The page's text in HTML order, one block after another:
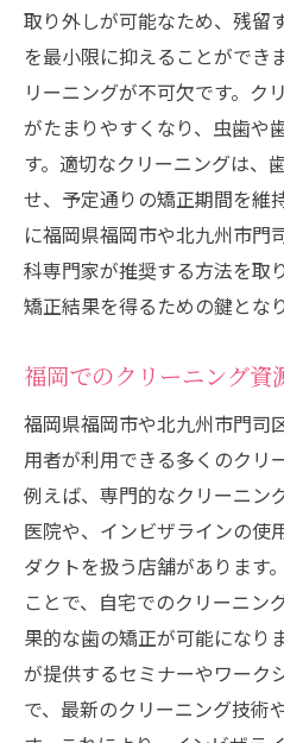
取り外しが可能なため、残留
を最小限に抑えることができ
リーニングが不可欠です。ク
がたまりやすくなり、虫歯や
す。適切なクリーニングは、
せ、予定通りの矯正期間を維
に福岡県福岡市や北九州市門
科専門家が推奨する方法を取
矯正結果を得るための鍵とな
福岡でのクリーニング資
福岡県福岡市や北九州市門司
用者が利用できる多くのクリ
例えば、専門的なクリーニン
医院や、インビザラインの使
ダクトを扱う店舗があります
ことで、自宅でのクリーニン
果的な歯の矯正が可能になり
が提供するセミナーやワーク
で、最新のクリーニング技術